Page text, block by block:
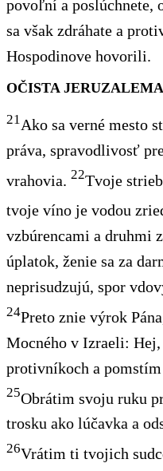
povoľní a poslúchnete,
sa však zdráhate a
Hospodinove hovorili.
OČISTA JERUZALEMA
21Ako sa verné mesto
práva, spravodlivosť
vrahovia. 22Tvoje
tvoje víno je vodou
vzbúrencami a druhmi
úplatok, ženie sa za
neprisudzujú, spor
24Preto znie výrok
Mocného v Izraeli:
protivníkoch a
25Obrátim svoju ruku
trosku ako lúčavka a
26Vrátim ti tvojich